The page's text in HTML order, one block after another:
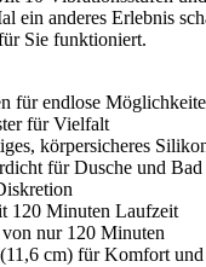
ein anderes Erlebnis
Sie funktioniert.
für endlose
für Vielfalt
körpersicheres
für Dusche und Bad
120 Minuten Laufzeit
nur 120 Minuten
cm) für Komfort